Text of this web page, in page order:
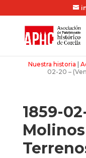
Nuestra historia |
02-20 –
1859-